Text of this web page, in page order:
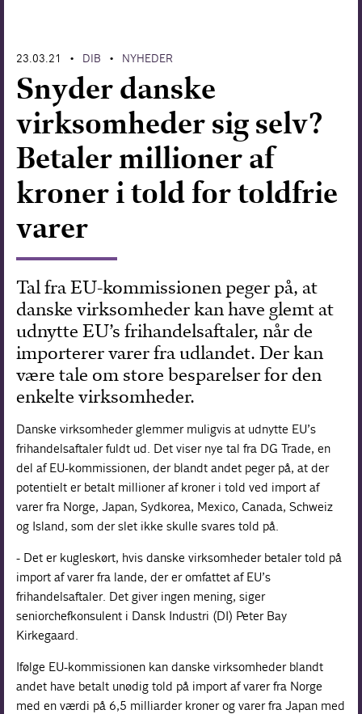
23.03.21 • DIB • NYHEDER
Snyder danske
virksomheder sig selv?
Betaler millioner af
kroner i told for toldfrie
varer
Tal fra EU-kommissionen peger på, at
danske virksomheder kan have glemt at
udnytte EU’s frihandelsaftaler, når de
importerer varer fra udlandet. Der kan
være tale om store besparelser for den
enkelte virksomheder.
Danske virksomheder glemmer muligvis at udnytte EU’s
frihandelsaftaler fuldt ud. Det viser nye tal fra DG Trade, en
del af EU-kommissionen, der blandt andet peger på, at der
potentielt er betalt millioner af kroner i told ved import af
varer fra Norge, Japan, Sydkorea, Mexico, Canada, Schweiz
og Island, som der slet ikke skulle svares told på.
- Det er kugleskørt, hvis danske virksomheder betaler told på
import af varer fra lande, der er omfattet af EU’s
frihandelsaftaler. Det giver ingen mening, siger
seniorchefkonsulent i Dansk Industri (DI) Peter Bay
Kirkegaard.
Ifølge EU-kommissionen kan danske virksomheder blandt
andet have betalt unødig told på import af varer fra Norge
med en værdi på 6,5 milliarder kroner og varer fra Japan med